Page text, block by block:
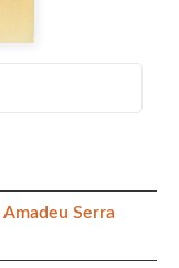
Amadeu Serra